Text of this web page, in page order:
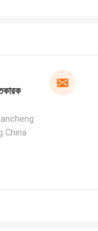
China